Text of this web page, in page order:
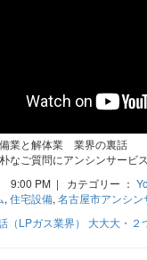
業と解体業 業界の裏話
なご質問にアンシンサー
9:00 PM | カテゴリー ：
, 住宅設備, 名古屋市アンシン
（LPガス業界） 大大大・